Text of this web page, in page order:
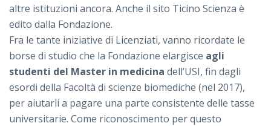
altre istituzioni ancora. Anche il sito Ticino Scienza è
edito dalla Fondazione.
Fra le tante iniziative di Licenziati, vanno ricordate le
borse di studio che la Fondazione elargisce agli
studenti del Master in medicina dell’USI, fin dagli
esordi della Facoltà di scienze biomediche (nel 2017),
per aiutarli a pagare una parte consistente delle tasse
universitarie. Come riconoscimento per questo